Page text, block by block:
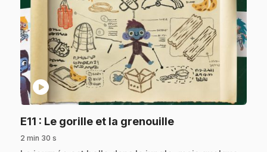
play_circle
E11 : Le gorille et la grenouille.
2 min 30 s